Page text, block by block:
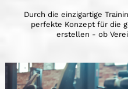
Durch die einzigartige
perfekte Konzept für die
erstellen - ob